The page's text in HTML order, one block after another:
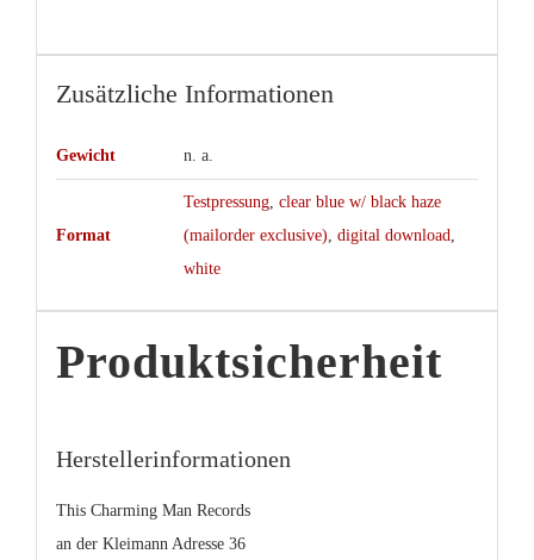
Zusätzliche Informationen
Gewicht n. a.
Format
Testpressung, clear blue w/ black haze
(mailorder exclusive) digital download
white
Produktsicherheit
Herstellerinformationen
This Charming Man Records
an der Kleimann Adresse 36